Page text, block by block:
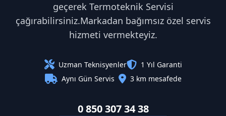
geçerek Termoteknik Servisi
çağırabilirsiniz.Markadan bağımsız özel servis
hizmeti vermekteyiz.
Uzman Teknisyenler
1 Yıl Garanti
Aynı Gün Servis
3 km mesafede
0 850 307 34 38